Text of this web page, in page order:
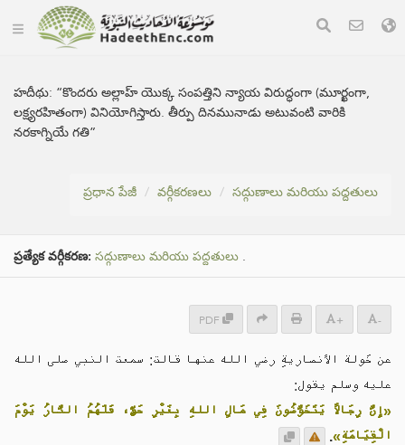
హదీథు: “కొందరు అల్లాహ్ యొక్క సంపత్తిని న్యాయ విరుద్ధంగా (మూర్ఖంగా,
లక్ష్యరహితంగా) వినియోగిస్తారు. తీర్పు దినమునాడు అటువంటి వారికి
నరకాగ్నియే గతి”
ప్రధాన పేజీ వర్గీకరణలు సద్గుణాలు మరియు పద్దతులు
ప్రత్యేక వర్గీకరణ: సద్గుణాలు మరియు పద్దతులు .
PDF + -
عن خَولة الأنصاريةِ رضي الله عنها قالت: سمعت النبي صلى الله
عليه وسلم يقول:
«إِنَّ رِجَالًا يَتَخَوَّضُونَ فِي مَالِ اللهِ بِغَيْرِ حَقٍّ، فَلَهُمُ النَّارُ يَوْمَ
الْقِيَامَةِ».